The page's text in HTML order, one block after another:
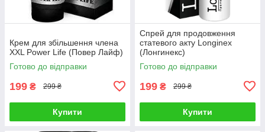
Крем для збільшення члена
XXL Power Life (Повер Лайф)
Готово до відправки
199 ₴ 299 ₴
Купити
Спрей для продовження
статевого акту Longinex
(Лонгинекс)
Готово до відправки
199 ₴ 299 ₴
Купити